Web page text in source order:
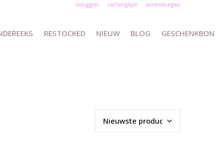
RESTOCKED NIEUW BLOG GESCHENKBON
inloggen verlanglijst winkelwagen